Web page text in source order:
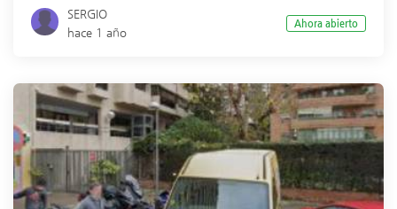
SERGIO
hace 1 año
Ahora abierto